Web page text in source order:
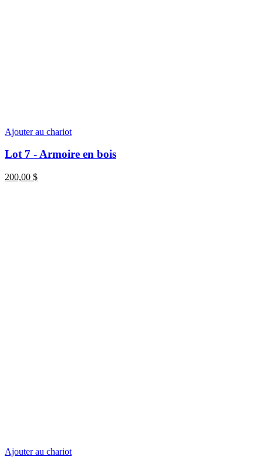
Ajouter au chariot
Lot 7 - Armoire en bois
200,00 $
Ajouter au chariot